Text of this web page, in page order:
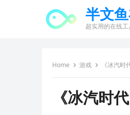
半文
超实用的在线
Home 游戏 《冰汽
《冰汽时